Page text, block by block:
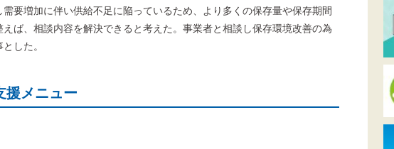
要増加に伴い供給不足に陥っているため、より多くの保存量や保存期間
ば、相談内容を解決できると考えた。事業者と相談し保存環境改善の為
した。
援メニュー